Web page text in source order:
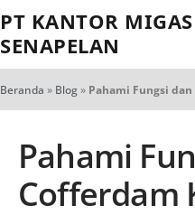
PT KANTOR MIGAS
SENAPELAN
Beranda » Blog» Pahami Fungsi
Pahami
Cofferdam